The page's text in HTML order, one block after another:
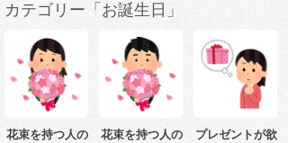
カテゴリー「お誕生日」
花束を持つ人の
花束を持つ人の
プレゼントが欲